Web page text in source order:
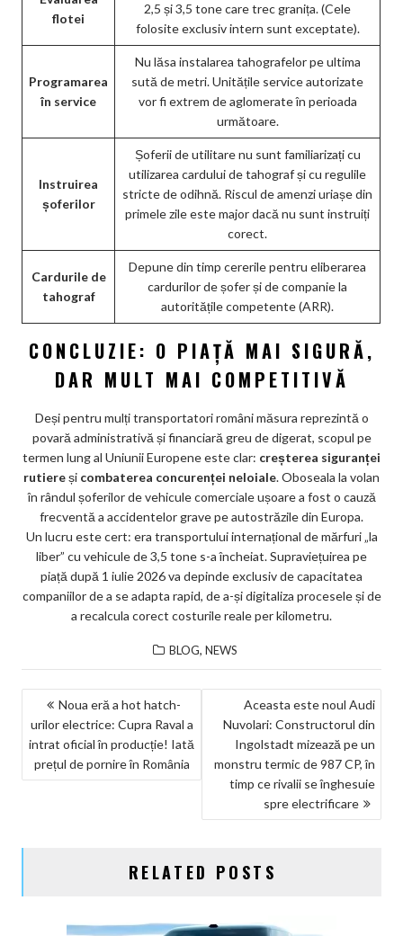
flotei
2,5 și 3,5 tone care trec granița. (Cele
folosite exclusiv intern sunt exceptate).
Programarea
în service
Nu lăsa instalarea tahografelor pe ultima
sută de metri. Unitățile service autorizate
vor fi extrem de aglomerate în perioada
următoare.
Instruirea
șoferilor
Șoferii de utilitare nu sunt familiarizați cu
utilizarea cardului de tahograf și cu regulile
stricte de odihnă. Riscul de amenzi uriașe din
primele zile este major dacă nu sunt instruiți
corect.
Cardurile de
tahograf
Depune din timp cererile pentru eliberarea
cardurilor de șofer și de companie la
autoritățile competente (ARR).
CONCLUZIE: O PIAȚĂ MAI SIGURĂ,
DAR MULT MAI COMPETITIVĂ
Deși pentru mulți transportatori români măsura reprezintă o
povară administrativă și financiară greu de digerat, scopul pe
termen lung al Uniunii Europene este clar: creșterea siguranței
rutiereși combaterea concurenței neloiale. Oboseala la volan
în rândul șoferilor de vehicule comerciale ușoare a fost o cauză
frecventă a accidentelor grave pe autostrăzile din Europa.
Un lucru este cert: era transportului internațional de mărfuri „la
liber” cu vehicule de 3,5 tone s-a încheiat. Supraviețuirea pe
piață după 1 iulie 2026 va depinde exclusiv de capacitatea
companiilor de a se adapta rapid, de a-și digitaliza procesele și de
a recalcula corect costurile reale per kilometru.
BLOG, NEWS
NAVIGARE
ÎN
ARTICOLE
Noua eră a hot hatch-
urilor electrice: Cupra Raval a
intrat oficial în producție! Iată
prețul de pornire în România
Aceasta este noul Audi
Nuvolari: Constructorul din
Ingolstadt mizează pe un
monstru termic de 987 CP, în
timp ce rivalii se înghesuie
spre electrificare
RELATED POSTS